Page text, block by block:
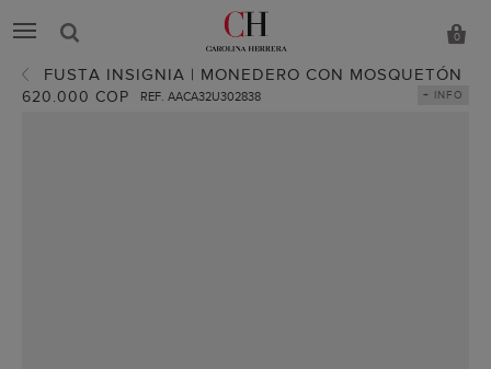
0
FUSTA INSIGNIA | MONEDERO CON MOSQUETÓN
620.000 COP REF. AACA32U302838 + INFO